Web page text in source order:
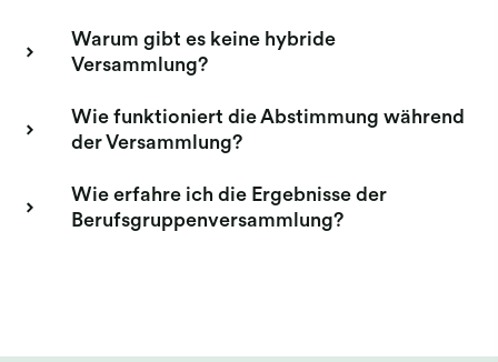
Warum gibt es keine hybride
Versammlung?
Wie funktioniert die Abstimmung während
der Versammlung?
Wie erfahre ich die Ergebnisse der
Berufsgruppenversammlung?